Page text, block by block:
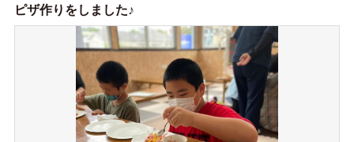
ピザ作りをしました♪